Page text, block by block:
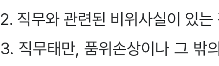
2. 직무와 관련된 비위사실이 있는
3. 직무태만, 품위손상이나 그 밖